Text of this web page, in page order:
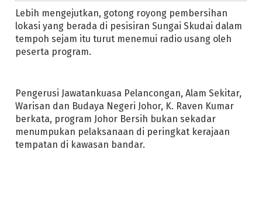
Lebih mengejutkan, gotong royong pembersihan
lokasi yang berada di pesisiran Sungai Skudai dalam
tempoh sejam itu turut menemui radio usang oleh
peserta program.
Pengerusi Jawatankuasa Pelancongan, Alam Sekitar,
Warisan dan Budaya Negeri Johor, K. Raven Kumar
berkata, program Johor Bersih bukan sekadar
menumpukan pelaksanaan di peringkat kerajaan
tempatan di kawasan bandar.